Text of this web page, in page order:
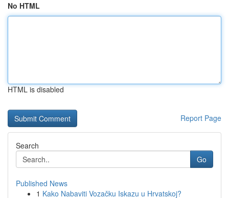
No HTML
HTML is disabled
Report Page
Search
Go
Published News
1 Kako Nabaviti Vozačku Iskazu u Hrvatskoj?